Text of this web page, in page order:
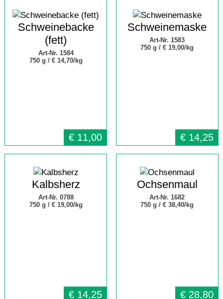
Schweinebacke
(fett)
Art-Nr. 1584
750 g / € 14,70/kg
€ 11,00
Schweinemaske
Art-Nr. 1583
750 g /€ 19,00/kg
€ 14,25
Kalbsherz
Art-Nr. 0788
750 g / € 19,00/kg
€ 14,25
Ochsenmaul
Art-Nr. 1682
750 g /€ 38,40/kg
€ 28,80